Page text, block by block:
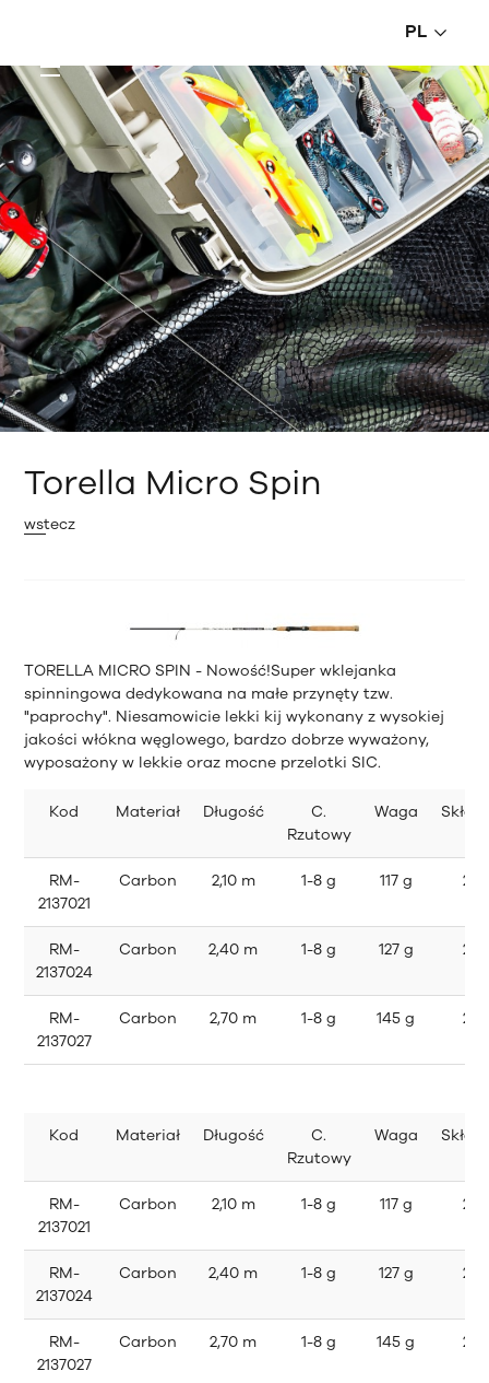
PL
Torella Micro Spin
wstecz
TORELLA MICRO SPIN - Nowość!Super wklejanka
spinningowa dedykowana na małe przynęty tzw.
"paprochy". Niesamowicie lekki kij wykonany z wysokiej
jakości włókna węglowego, bardzo dobrze wyważony,
wyposażony w lekkie oraz mocne przelotki SIC.
Kod Materiał Długość
C.
Rzutowy
Waga
RM-
2137021
Carbon 2,10 m 1-8 g 117 g 2
RM-
2137024
Carbon 2,40 m 1-8 g 127 g 2
RM-
2137027
Carbon 2,70 m 1-8 g 145 g 2
Kod Materiał Długość
C.
Rzutowy
Waga
RM-
2137021
Carbon 2,10 m 1-8 g 117 g 2
RM-
2137024
Carbon 2,40 m 1-8 g 127 g 2
RM-
2137027
Carbon 2,70 m 1-8 g 145 g 2